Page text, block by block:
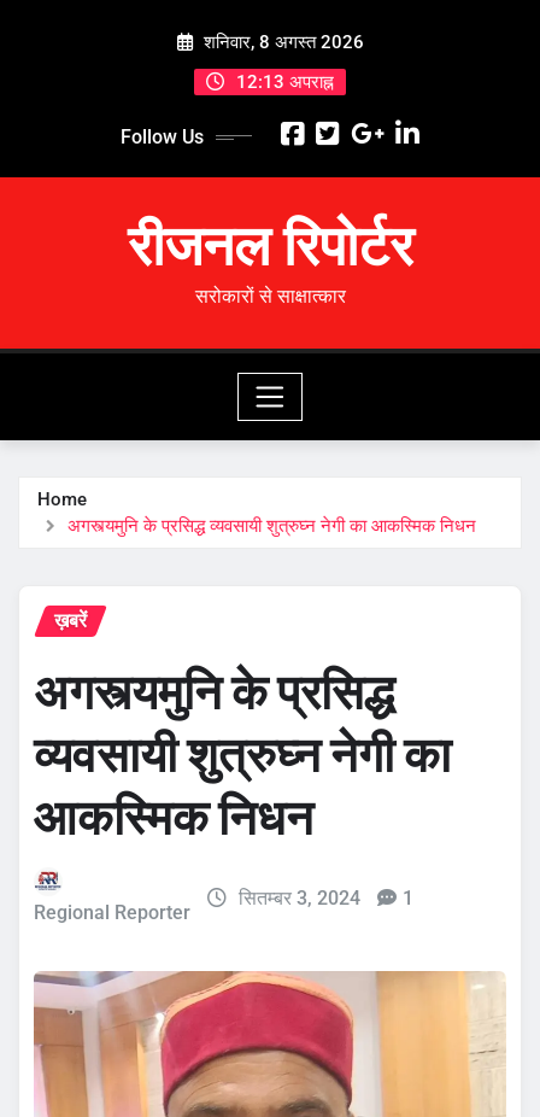
शनिवार, 8 अगस्त 2026
12:13 अपराह्न
Follow Us
रीजनल रिपोर्टर
सरोकारों से साक्षात्कार
Home
अगस्त्यमुनि के प्रसिद्ध व्यवसायी शुत्रुघ्न नेगी का आकस्मिक निधन
ख़बरें
अगस्त्यमुनि के प्रसिद्ध
व्यवसायी शुत्रुघ्न नेगी का
आकस्मिक निधन
Regional Reporter
सितम्बर 3, 2024 1